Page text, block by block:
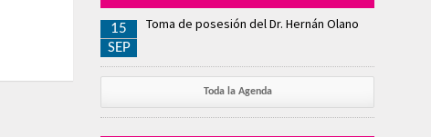
15
SEP
Toma de posesión del Dr. Hernán Olano
Toda la Agenda